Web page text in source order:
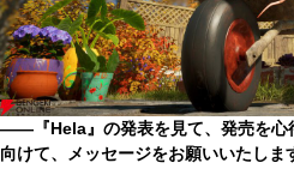
――『Hela』の発表を見て、発売を心
向けて、メッセージをお願いいたしま